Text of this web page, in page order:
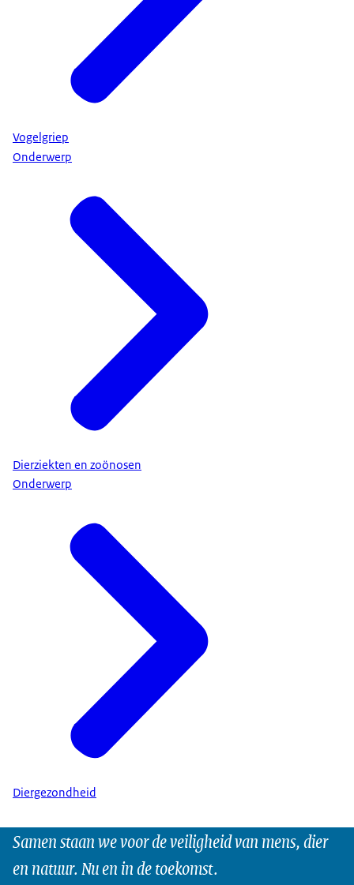
Vogelgriep
Onderwerp
Dierziekten en zoönosen
Onderwerp
Diergezondheid
Samen staan we voor de veiligheid van mens, dier
en natuur. Nu en in de toekomst.